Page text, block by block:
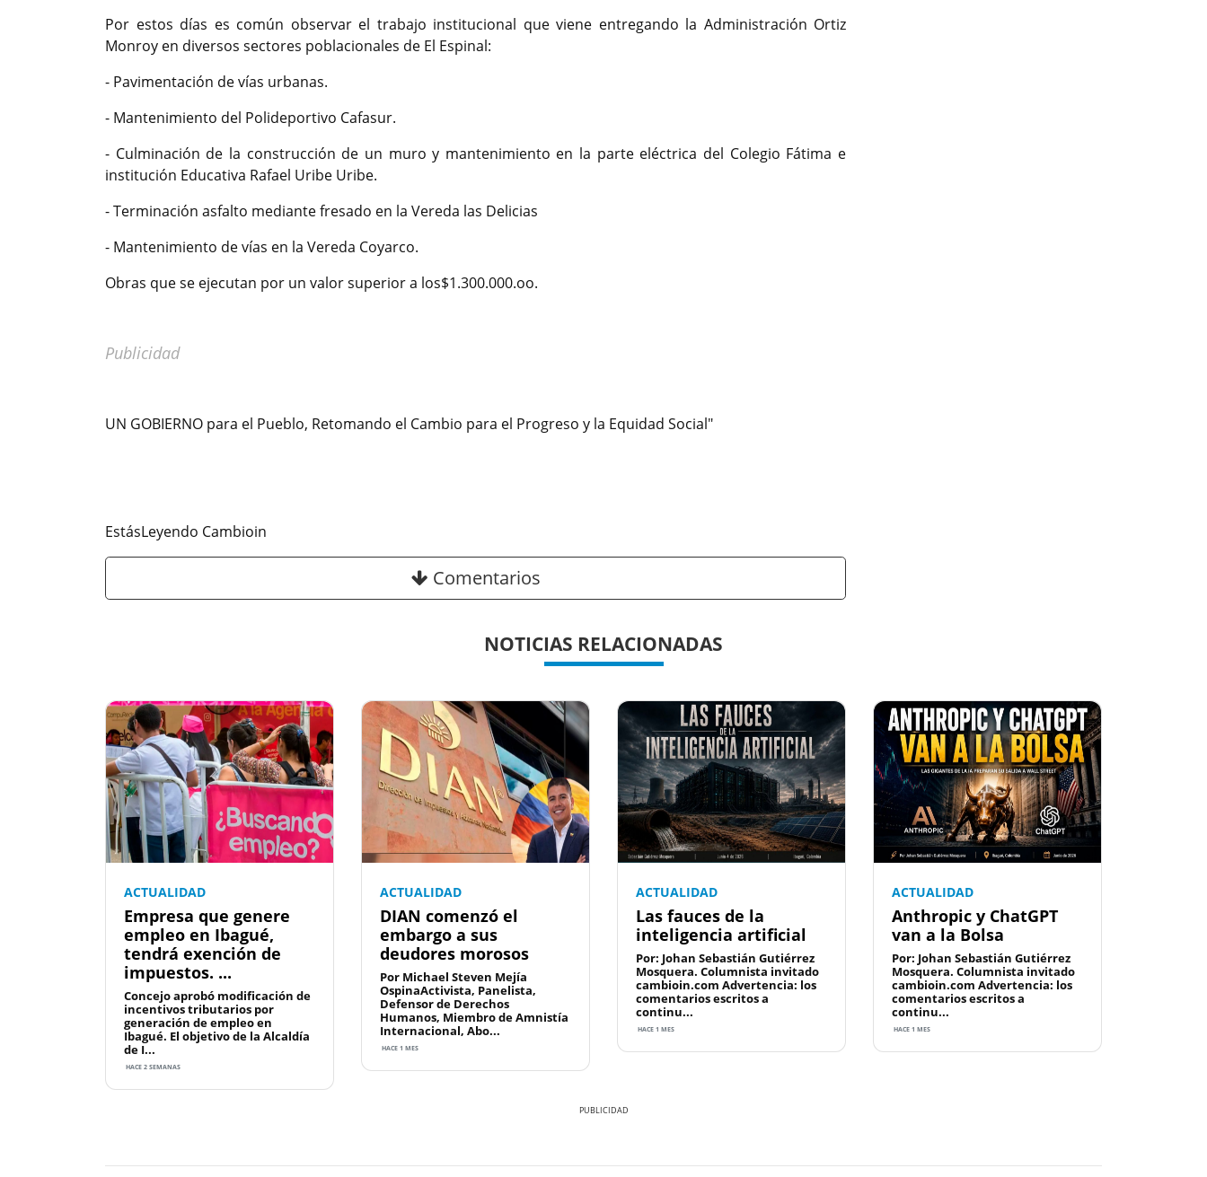
Por estos días es común observar el trabajo institucional que viene entregando la Administración Ortiz
Monroy en diversos sectores poblacionales de El Espinal:
- Pavimentación de vías urbanas.
- Mantenimiento del Polideportivo Cafasur.
- Culminación de la construcción de un muro y mantenimiento en la parte eléctrica del Colegio Fátima e
institución Educativa Rafael Uribe Uribe.
- Terminación asfalto mediante fresado en la Vereda las Delicias
- Mantenimiento de vías en la Vereda Coyarco.
Obras que se ejecutan por un valor superior a los$1.300.000.oo.
Publicidad
UN GOBIERNO para el Pueblo, Retomando el Cambio para el Progreso y la Equidad Social"
EstásLeyendo Cambioin
Comentarios
NOTICIAS RELACIONADAS
ACTUALIDAD
Empresa que genere
empleo en Ibagué,
tendrá exención de
impuestos. ...
Concejo aprobó modificación de
incentivos tributarios por
generación de empleo en
Ibagué. El objetivo de la Alcaldía
de I...
HACE 2 SEMANAS
ACTUALIDAD
DIAN comenzó el
embargo a sus
deudores morosos
Por Michael Steven Mejía
OspinaActivista, Panelista,
Defensor de Derechos
Humanos, Miembro de Amnistía
Internacional, Abo...
HACE 1 MES
ACTUALIDAD
Las fauces de la
inteligencia artificial
Por: Johan Sebastián Gutiérrez
Mosquera. Columnista invitado
cambioin.com Advertencia: los
comentarios escritos a
continu...
HACE 1 MES
ACTUALIDAD
Anthropic y ChatGPT
van a la Bolsa
Por: Johan Sebastián Gutiérrez
Mosquera. Columnista invitado
cambioin.com Advertencia: los
comentarios escritos a
continu...
HACE 1 MES